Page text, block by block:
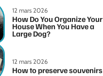
12 mars 2026
How Do You Organize Your
House When You Have a
Large Dog?
12 mars 2026
How to preserve souvenirs